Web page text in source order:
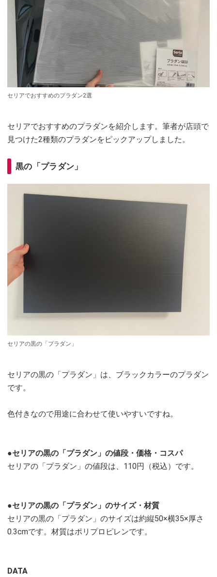
セリアでおすすめのプラダン2選
セリアでおすすめのプラダンを紹介します。筆者が店頭で
見つけた2種類のプラダンをピックアップしました。
黒の「プラダン」
セリアの黒の「プラダン」
セリアの黒の「プラダン」は、ブラックカラーのプラダン
です。
色付きなので用途に合わせて使いやすいですね。
●セリアの黒の「プラダン」の値段・価格・コスパ
セリアの「プラダン」の値段は、110円（税込）です。
●セリアの黒の「プラダン」のサイズ・材質
セリアの黒の「プラダン」のサイズは約縦50×横35×厚さ
0.3cmです。材質はポリプロピレンです。
DATA